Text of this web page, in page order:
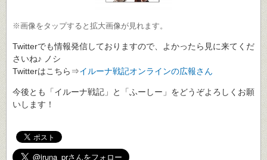
※画像をタップすると拡大画像が見れます。
Twitterでも情報発信しておりますので、よかったら見に来てくだ
さいね♪ ノシ
Twitterはこちら⇒イルーナ戦記オンラインの広報さん
今後とも「イルーナ戦記」と「ふーしー」をどうぞよろしくお願
いします！